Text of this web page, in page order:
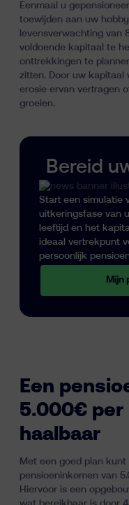
Eenmaal u
toewijden aan uw
levensverwachting van
voldoende kapitaal te
onttrekkingen te
zitten. Door uw kapitaal
erosie ervan vertragen
groeien.
Bereid
Start een simulatie
uitkeringsfase van
leeftijd en het
ideaal vertrekpunt
persoonlijk
Mijn
Een
5.000€ per
haalbaar
Met een goed plan
pensioeninkomen van
Hiervoor is een